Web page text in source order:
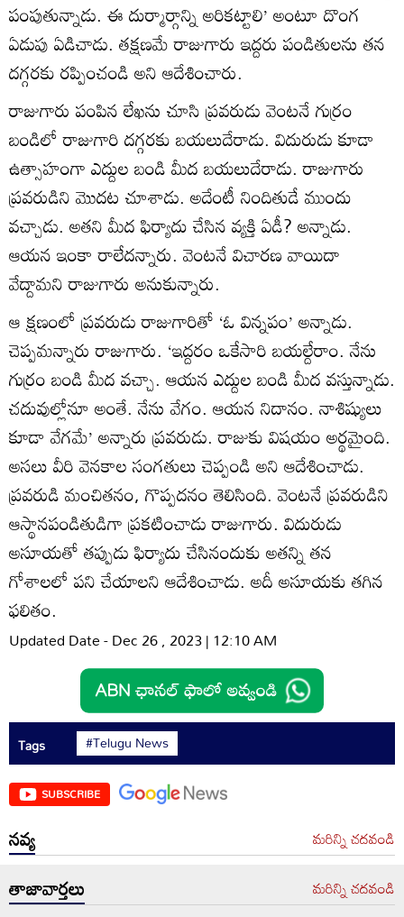
పంపుతున్నాడు. ఈ దుర్మార్గాన్ని అరికట్టాలి’ అంటూ దొంగ
ఏడుపు ఏడిచాడు. తక్షణమే రాజుగారు ఇద్దరు పండితులను తన
దగ్గరకు రప్పించండి అని ఆదేశించారు.
రాజుగారు పంపిన లేఖను చూసి ప్రవరుడు వెంటనే గుర్రం
బండిలో రాజుగారి దగ్గరకు బయలుదేరాడు. విదురుడు కూడా
ఉత్సాహంగా ఎద్దుల బండి మీద బయలుదేరాడు. రాజుగారు
ప్రవరుడిని మొదట చూశాడు. అదేంటీ నిందితుడే ముందు
వచ్చాడు. అతని మీద ఫిర్యాదు చేసిన వ్యక్తి ఏడీ? అన్నాడు.
ఆయన ఇంకా రాలేదన్నారు. వెంటనే విచారణ వాయిదా
వేద్దామని రాజుగారు అనుకున్నారు.
ఆ క్షణంలో ప్రవరుడు రాజుగారితో ‘ఓ విన్నపం’ అన్నాడు.
చెప్పమన్నారు రాజుగారు. ‘ఇద్దరం ఒకేసారి బయల్దేరాం. నేను
గుర్రం బండి మీద వచ్చా. ఆయన ఎద్దుల బండి మీద వస్తున్నాడు.
చదువుల్లోనూ అంతే. నేను వేగం. ఆయన నిదానం. నాశిష్యులు
కూడా వేగమే’ అన్నారు ప్రవరుడు. రాజుకు విషయం అర్థమైంది.
అసలు వీరి వెనకాల సంగతులు చెప్పండి అని ఆదేశించాడు.
ప్రవరుడి మంచితనం, గొప్పదనం తెలిసింది. వెంటనే ప్రవరుడిని
ఆస్థానపండితుడిగా ప్రకటించాడు రాజుగారు. విదురుడు
అసూయతో తప్పుడు ఫిర్యాదు చేసినందుకు అతన్ని తన
గోశాలలో పని చేయాలని ఆదేశించాడు. అదీ అసూయకు తగిన
ఫలితం.
Updated Date - Dec 26 , 2023 | 12:10 AM
Tags #Telugu News
SUBSCRIBE
నవ్య మరిన్ని చదవండి
తాజావార్తలు మరిన్ని చదవండి